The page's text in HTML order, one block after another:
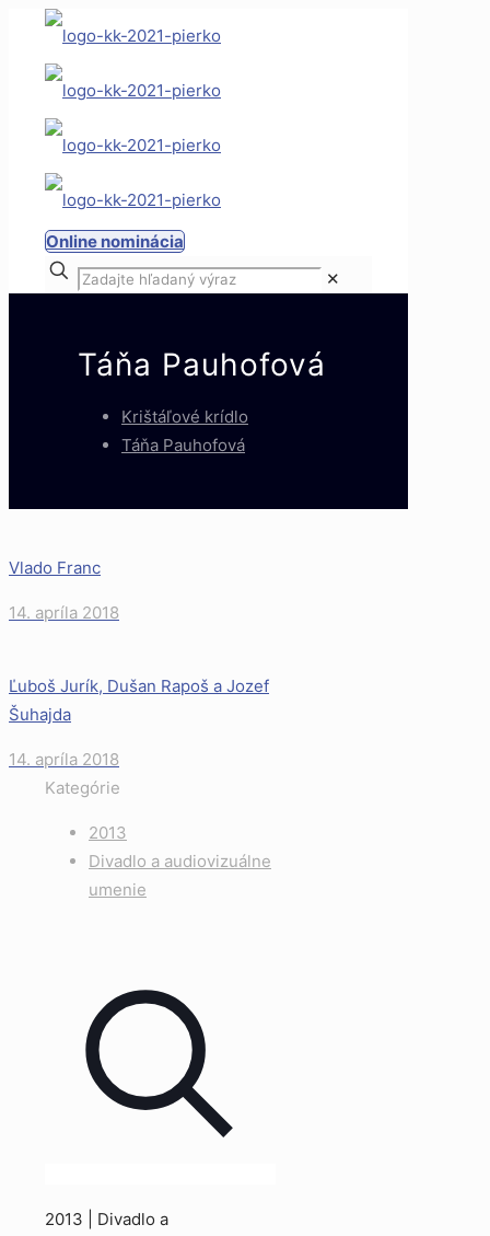
Online nominácia
✕
Táňa Pauhofová
Krištáľové krídlo
Táňa Pauhofová
Vlado Franc
14. apríla 2018
Ľuboš Jurík, Dušan Rapoš a Jozef
Šuhajda
14. apríla 2018
Kategórie
2013
Divadlo a audiovizuálne
umenie
2013 | Divadlo a